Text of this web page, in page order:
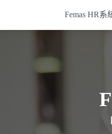
Femas HR系
行政
簽核
打卡